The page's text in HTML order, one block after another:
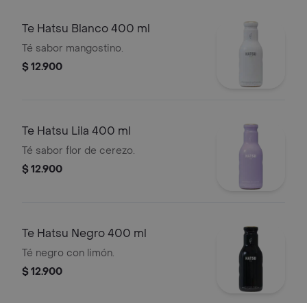
Te Hatsu Blanco 400 ml
Té sabor mangostino.
$ 12.900
Te Hatsu Lila 400 ml
Té sabor flor de cerezo.
$ 12.900
Te Hatsu Negro 400 ml
Té negro con limón.
$ 12.900